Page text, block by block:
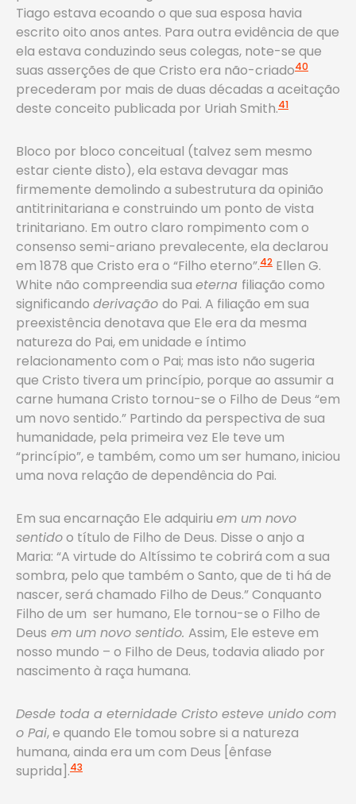
Tiago estava ecoando o que sua esposa havia
escrito oito anos antes. Para outra evidência de que
ela estava conduzindo seus colegas, note-se que
suas asserções de que Cristo era não-criado40
precederam por mais de duas décadas a aceitação
deste conceito publicada por Uriah Smith.41
Bloco por bloco conceitual (talvez sem mesmo
estar ciente disto), ela estava devagar mas
firmemente demolindo a subestrutura da opinião
antitrinitariana e construindo um ponto de vista
trinitariano. Em outro claro rompimento com o
consenso semi-ariano prevalecente, ela declarou
em 1878 que Cristo era o “Filho eterno”.42 Ellen G.
White não compreendia sua eterna filiação como
significando derivação do Pai. A filiação em sua
preexistência denotava que Ele era da mesma
natureza do Pai, em unidade e íntimo
relacionamento com o Pai; mas isto não sugeria
que Cristo tivera um princípio, porque ao assumir a
carne humana Cristo tornou-se o Filho de Deus “em
um novo sentido.” Partindo da perspectiva de sua
humanidade, pela primeira vez Ele teve um
“princípio”, e também, como um ser humano, iniciou
uma nova relação de dependência do Pai.
Em sua encarnação Ele adquiriu em um novo
sentidoo título de Filho de Deus. Disse o anjo a
Maria: “A virtude do Altíssimo te cobrirá com a sua
sombra, pelo que também o Santo, que de ti há de
nascer, será chamado Filho de Deus.” Conquanto
Filho de um ser humano, Ele tornou-se o Filho de
Deus em um novo sentido. Assim, Ele esteve em
nosso mundo – o Filho de Deus, todavia aliado por
nascimento à raça humana.
Desde toda a eternidade Cristo esteve unido com
o Pai, e quando Ele tomou sobre si a natureza
humana, ainda era um com Deus [ênfase
suprida].43